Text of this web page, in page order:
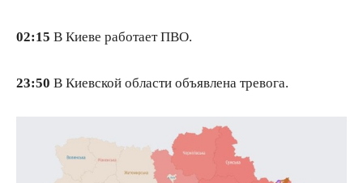
02:15 В Киеве работает ПВО.
23:50 В Киевской области объявлена тревога.